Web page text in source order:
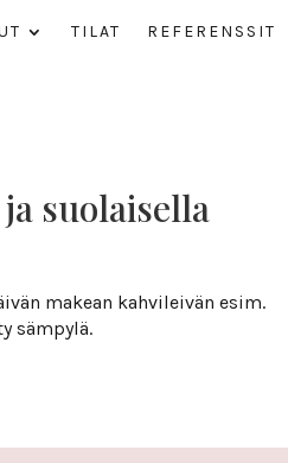
TILAT REFE­RENSSIT
suo­lai­sella
makean kahvileivän esim.
sämpylä.